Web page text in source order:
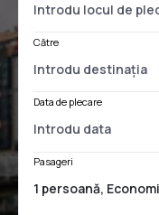
Către
Data de plecare
Pasageri